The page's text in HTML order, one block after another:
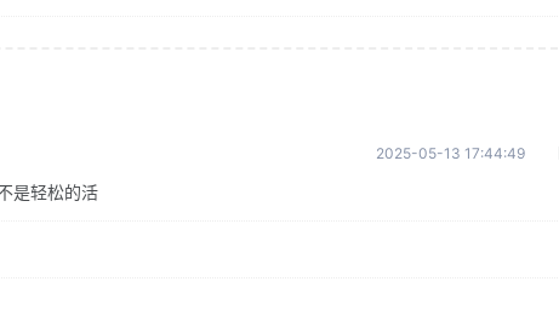
2025-05-13 17:44:49
是轻松的活